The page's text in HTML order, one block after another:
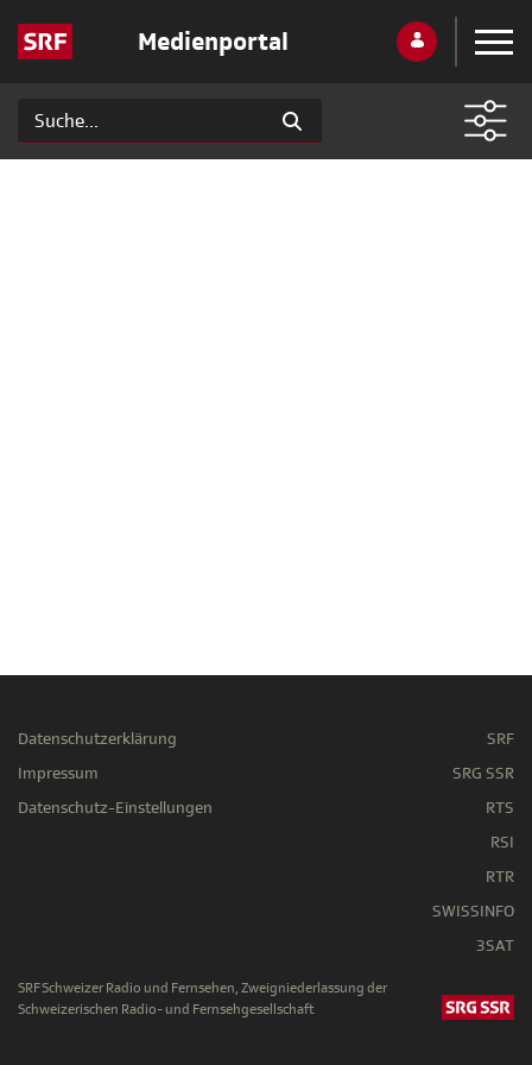
Medienportal
Datenschutzerklärung
Impressum
Datenschutz-Einstellungen
SRF
SRG SSR
RTS
RSI
RTR
SWISSINFO
3SAT
SRF Schweizer Radio und Fernsehen, Zweigniederlassung der
Schweizerischen Radio- und Fernsehgesellschaft